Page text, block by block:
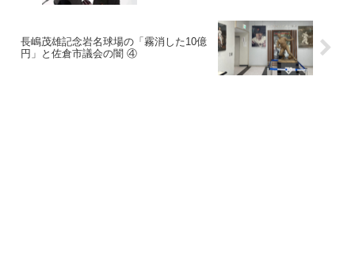
長嶋茂雄記念岩名球場の「霧消した10億
円」と佐倉市議会の闇 ④